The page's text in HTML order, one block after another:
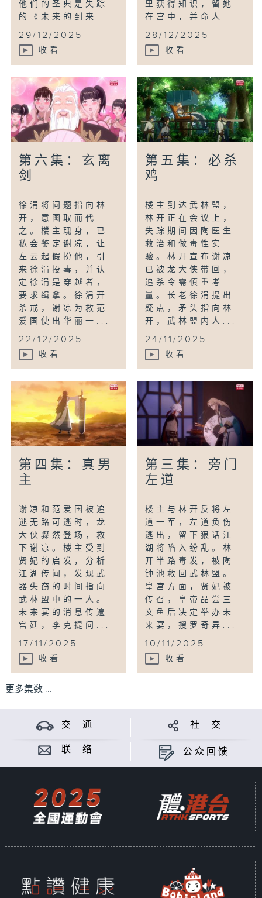
他们的圣典是失踪
的《未来的到来...
29/12/2025
收看
里获得知识，留她
在宫中，并命人...
28/12/2025
收看
第六集：玄离
剑
徐涓将问题指向林
开，意图取而代
之。楼主现身，已
私会鉴定谢凉，让
左云起假扮他，引
来徐涓投毒，并认
定徐涓是穿越者，
要求缉拿。徐涓开
杀戒，谢凉为救范
爱国使出华丽一...
22/12/2025
收看
第五集：必杀
鸡
楼主到达武林盟，
林开正在会议上，
失踪期间因陶医生
救治和做毒性实
验。林开宣布谢凉
已被龙大侠带回，
追杀令需慎重考
量。长老徐涓提出
疑点，矛头指向林
开，武林盟内人...
24/11/2025
收看
第四集：真男
主
谢凉和范爱国被追
逃无路可逃时，龙
大侠骤然登场，救
下谢凉。楼主受到
贤妃的启发，分析
江湖传闻，发现武
器失窃的时间指向
武林盟中的一人。
未来宴的消息传遍
宫廷，李克提问...
17/11/2025
收看
第三集：旁门
左道
楼主与林开反将左
道一军，左道负伤
逃出，留下狠话江
湖将陷入纷乱。林
开半路毒发，被陶
钟池救回武林盟。
皇宫方面，贤妃被
传召，皇帝品尝三
文鱼后决定举办未
来宴，搜罗奇异...
10/11/2025
收看
更多集数 ...
交 通 社 交
联 络 公众回馈